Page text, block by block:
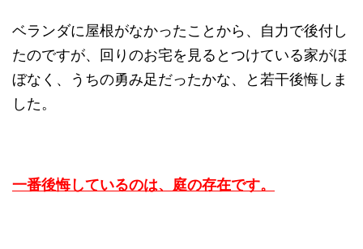
ベランダに屋根がなかったことから、自力で後付し
たのですが、回りのお宅を見るとつけている家がほ
ぼなく、うちの勇み足だったかな、と若干後悔しま
した。
一番後悔しているのは、庭の存在です。